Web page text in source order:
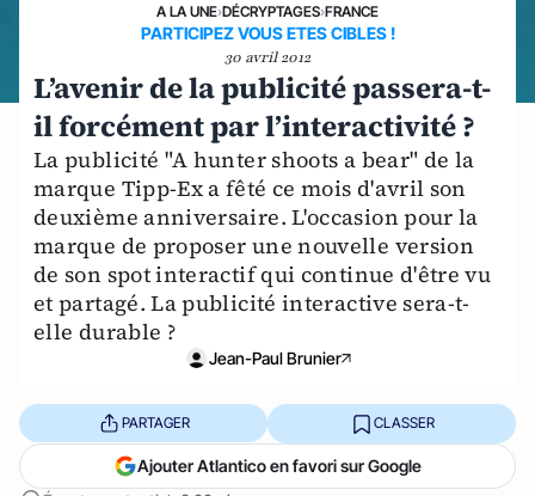
A LA UNE›DÉCRYPTAGES›FRANCE
PARTICIPEZ VOUS ETES CIBLES !
30 avril 2012
L’avenir de la publicité passera-t-
il forcément par l’interactivité ?
La publicité "A hunter shoots a bear" de la
marque Tipp-Ex a fêté ce mois d'avril son
deuxième anniversaire. L'occasion pour la
marque de proposer une nouvelle version
de son spot interactif qui continue d'être vu
et partagé. La publicité interactive sera-t-
elle durable ?
Jean-Paul Brunier
PARTAGER CLASSER
Ajouter Atlantico en favori sur Google